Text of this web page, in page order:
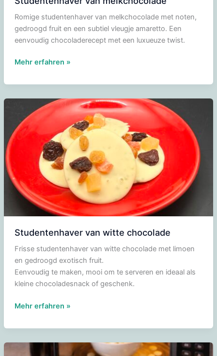
Romige studentenhaver van melkchocolade met noten,
gedroogd fruit en een subtiel vleugje amaretto. Een
eenvoudig chocoladerecept met een luxueuze twist.
Studentenhaver
melkchocolade
Mehr erfahren »
Studentenhaver van witte chocolade
Frisse studentenhaver van witte chocolade met limoen
en gedroogd exotisch fruit.
Eenvoudig te maken, mooi om te serveren en ideaal als
kleine chocoladesnack of geschenk.
Studentenhaver
witte
chocolade
Mehr erfahren »